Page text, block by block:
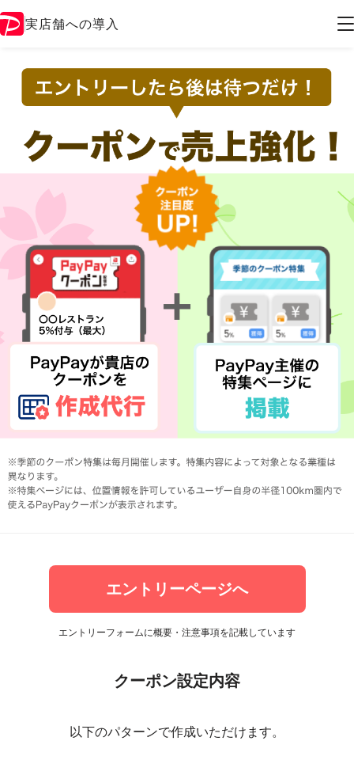
実店舗への導入
エントリーページへ
エントリーフォームに概要・注意事項を記載しています
クーポン設定内容
以下のパターンで作成いただけます。